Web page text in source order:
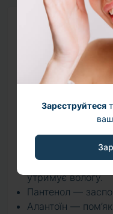
Зарєструйтеся
Активні
Волошкова вода
Water) —
Гамамеліс
— тонізує,
Ніацинамід —
шкіри, надає
Гіалуронат
утримує вологу.
Пантенол —
Алантоїн —